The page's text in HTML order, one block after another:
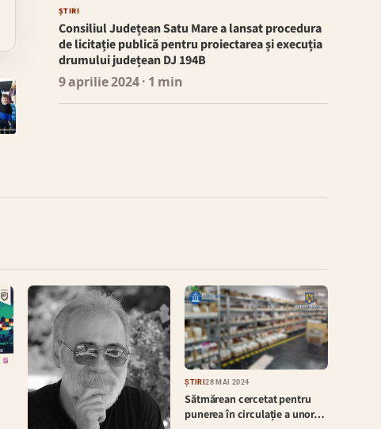
ȘTIRI
Consiliul Județean Satu Mare a lansat procedura
de licitație publică pentru proiectarea și execuția
drumului județean DJ 194B
9 aprilie 2024· 1 min
ȘTIRI28 MAI 2024
Sătmărean cercetat pentru
punerea în circulație a unor…